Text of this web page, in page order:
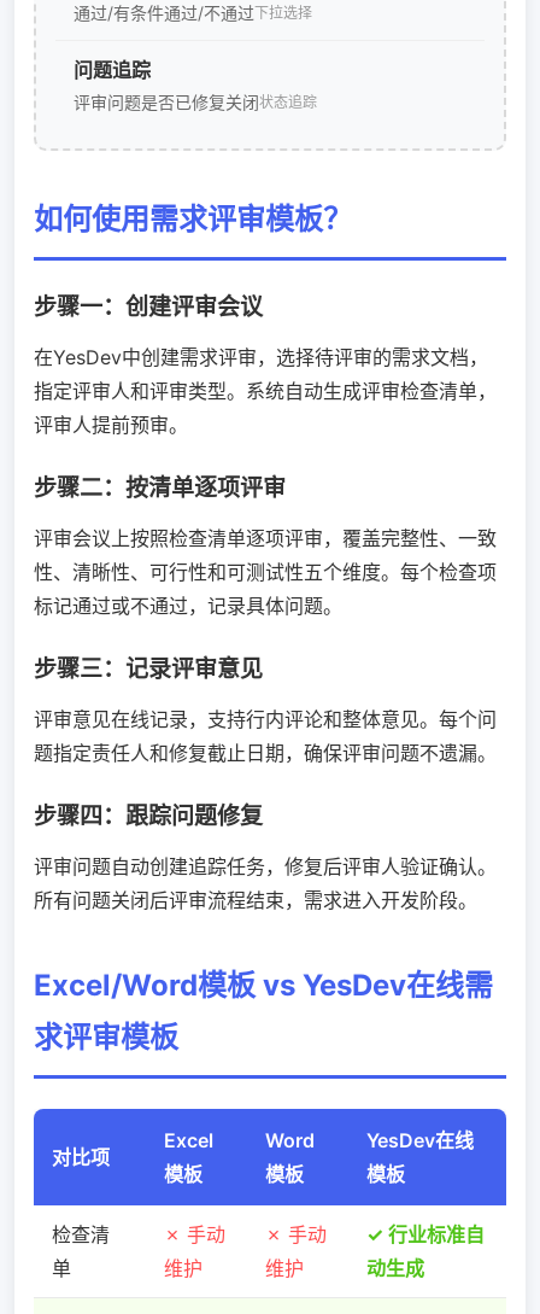
通过/有条件通过/不通过下拉选择
问题追踪
评审问题是否已修复关闭状态追踪
如何使用需求评审模板？
步骤一：创建评审会议
在YesDev中创建需求评审，选择待评审的需求文档，
指定评审人和评审类型。系统自动生成评审检查清单，
评审人提前预审。
步骤二：按清单逐项评审
评审会议上按照检查清单逐项评审，覆盖完整性、一致
性、清晰性、可行性和可测试性五个维度。每个检查项
标记通过或不通过，记录具体问题。
步骤三：记录评审意见
评审意见在线记录，支持行内评论和整体意见。每个问
题指定责任人和修复截止日期，确保评审问题不遗漏。
步骤四：跟踪问题修复
评审问题自动创建追踪任务，修复后评审人验证确认。
所有问题关闭后评审流程结束，需求进入开发阶段。
Excel/Word模板 vs YesDev在线需
求评审模板
对比项
Excel
模板
Word
模板
YesDev在线
模板
检查清
单
✗ 手动
维护
✗ 手动
维护
✓ 行业标准自
动生成